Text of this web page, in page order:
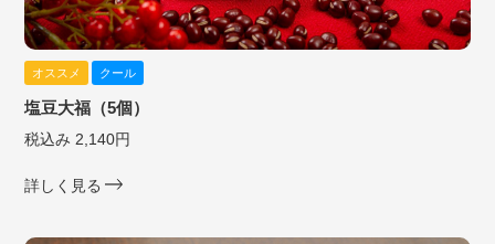
オススメ クール
塩豆大福（5個）
税込み 2,140円
詳しく見る